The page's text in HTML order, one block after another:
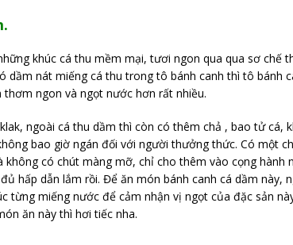
khúc cá thu mềm mại, tươi ngon qua qua sơ chế
dầm nát miếng cá thu trong tô bánh canh thì tô bánh
ngon và ngọt nước hơn rất nhiều.
ngoài cá thu dầm thì còn có thêm chả , bao tử cá,
bao giờ ngán đối với người thưởng thức. Có một
có chút màng mỡ, chỉ cho thêm vào cọng hành
hấp dẫn lắm rồi. Để ăn món bánh canh cá dầm này,
từng miếng nước để cảm nhận vị ngọt của đặc sản
ăn này thì hơi tiếc nha.